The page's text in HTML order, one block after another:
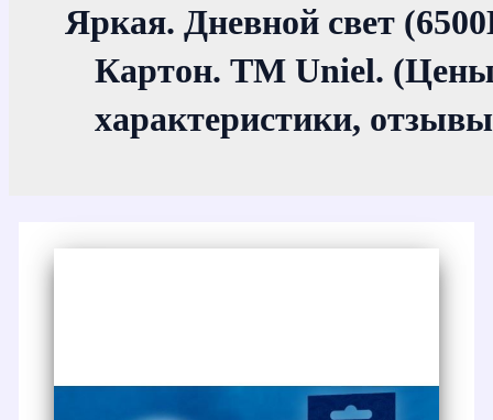
Яркая. Дневной свет
Картон. ТМ Uniel.
характеристики,